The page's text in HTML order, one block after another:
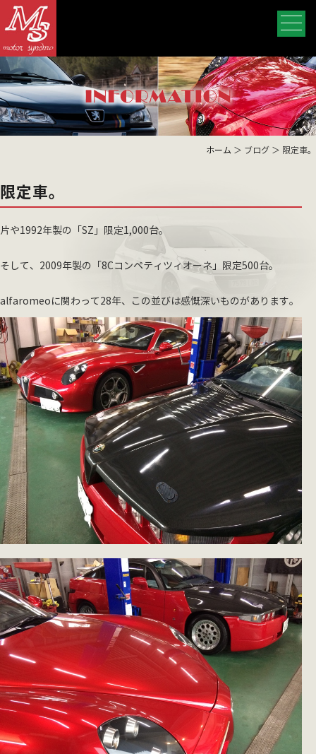
ホーム ＞ ブログ ＞ 限定車。
限定車。
片や1992年製の「SZ」限定1,000台。
そして、2009年製の「8Cコンペティツィオーネ」限定500台。
alfaromeoに関わって28年、この並びは感慨深いものがあります。